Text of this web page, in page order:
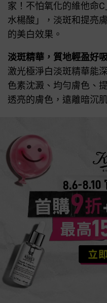
家！不怕氧化的維他命
水楊酸」，淡斑和提亮
的美白效果。
淡斑精華，質地輕盈好
激光極淨白淡斑精華能
色素沈澱、均勻膚色、
透亮的膚色，遠離暗沉